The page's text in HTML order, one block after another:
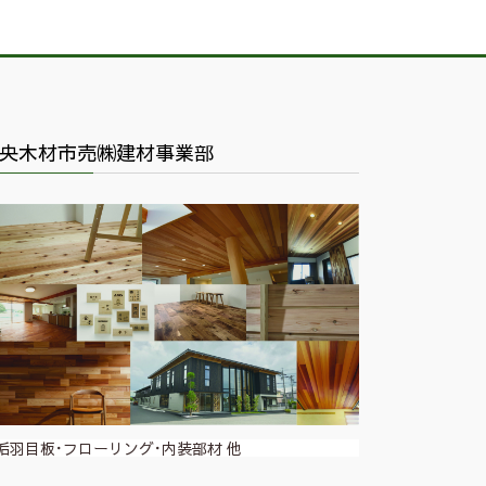
木材市売㈱建材事業部
羽目板･フローリング･内装部材 他